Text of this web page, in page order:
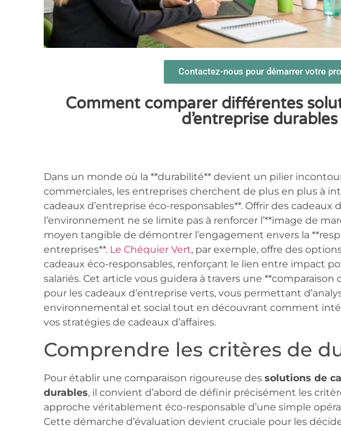
Contactez-nous pour démarrer votre
Comment comparer différentes
d’entreprise durables
Dans un monde où la **durabilité** devient un pilier
commerciales, les entreprises cherchent de plus en plus à
cadeaux d’entreprise éco-responsables**. Offrir des cadeaux
l’environnement ne se limite pas à renforcer l’**image de
moyen tangible de démontrer l’engagement envers la
entreprises**. Le Chéquier Vert, par exemple, offre des
cadeaux éco-responsables, renforçant le lien entre impact
salariés. Cet article vous guidera à travers une
pour les cadeaux d’entreprise verts, vous permettant
environnemental et social tout en découvrant comment
vos stratégies de cadeaux d’affaires.
Comprendre les critères de
Pour établir une comparaison rigoureuse des solutions de
durables, il convient d’abord de définir précisément les
approche véritablement éco-responsable d’une simple
Cette démarche d’évaluation devient cruciale pour les